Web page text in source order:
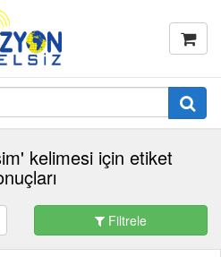
kelimesi için etiket
Filtrele